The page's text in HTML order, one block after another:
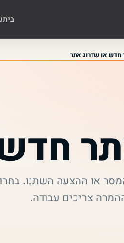
בית
חדש או שדרוג אתר
או ההצעה השתנו.